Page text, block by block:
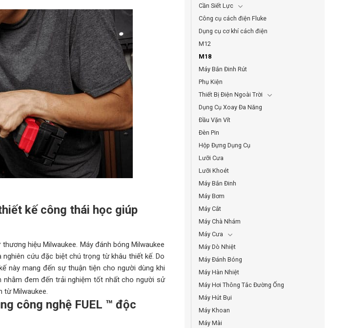
kế công thái học giúp
hiệu Milwaukee. Máy đánh bóng Milwaukee
cứu đặc biệt chú trọng từ khâu thiết kế. Do
này mang đến sự thuận tiện cho người dùng khi
nhằm đem đến trải nghiệm tốt nhất cho người sử
từ Milwaukee.
công nghệ FUEL ™ độc
Cần Siết Lực
Công cụ cách điện Fluke
Dụng cụ cơ khí cách điện
M12
M18
Máy Bắn Đinh Rút
Phụ Kiện
Thiết Bị Điện Ngoài Trời
Dụng Cụ Xoay Đa Năng
Đầu Vặn Vít
Đèn Pin
Hộp Đựng Dụng Cụ
Lưỡi Cưa
Lưỡi Khoét
Máy Bắn Đinh
Máy Bơm
Máy Cắt
Máy Chà Nhám
Máy Cưa
Máy Dò Nhiệt
Máy Đánh Bóng
Máy Hàn Nhiệt
Máy Hơi Thông Tắc Đường Ống
Máy Hút Bụi
Máy Khoan
Máy Mài